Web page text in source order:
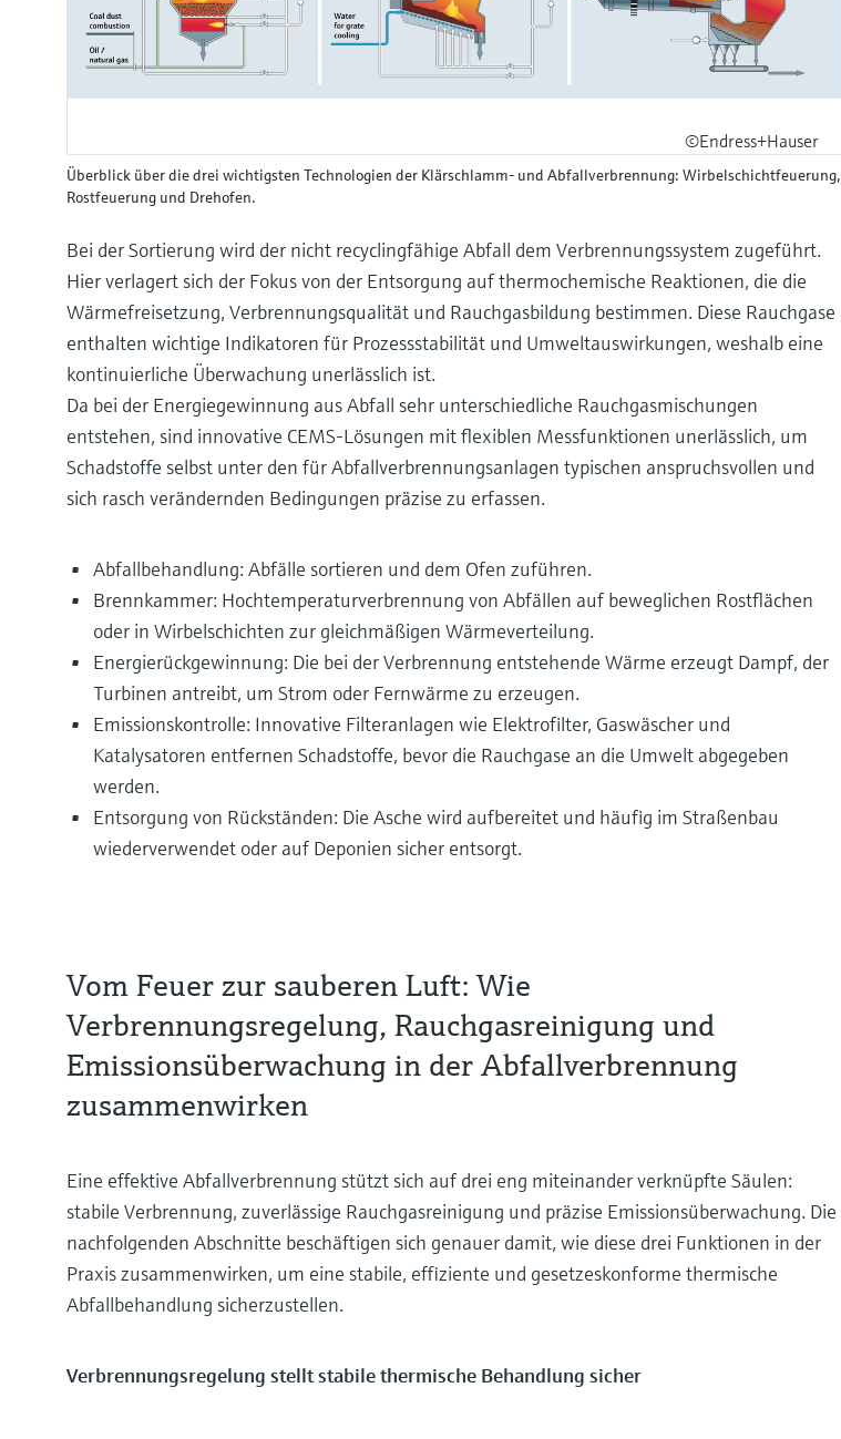
©Endress+Hauser
Überblick über die drei wichtigsten Technologien der Klärschlamm- und Abfallverbrennung: Wirbelschichtfeuerung,
Rostfeuerung und Drehofen.
Bei der Sortierung wird der nicht recyclingfähige Abfall dem Verbrennungssystem zugeführt.
Hier verlagert sich der Fokus von der Entsorgung auf thermochemische Reaktionen, die die
Wärmefreisetzung, Verbrennungsqualität und Rauchgasbildung bestimmen. Diese Rauchgase
enthalten wichtige Indikatoren für Prozessstabilität und Umweltauswirkungen, weshalb eine
kontinuierliche Überwachung unerlässlich ist.
Da bei der Energiegewinnung aus Abfall sehr unterschiedliche Rauchgasmischungen
entstehen, sind innovative CEMS-Lösungen mit flexiblen Messfunktionen unerlässlich, um
Schadstoffe selbst unter den für Abfallverbrennungsanlagen typischen anspruchsvollen und
sich rasch verändernden Bedingungen präzise zu erfassen.
Abfallbehandlung: Abfälle sortieren und dem Ofen zuführen.
Brennkammer: Hochtemperaturverbrennung von Abfällen auf beweglichen Rostflächen
oder in Wirbelschichten zur gleichmäßigen Wärmeverteilung.
Energierückgewinnung: Die bei der Verbrennung entstehende Wärme erzeugt Dampf, der
Turbinen antreibt, um Strom oder Fernwärme zu erzeugen.
Emissionskontrolle: Innovative Filteranlagen wie Elektrofilter, Gaswäscher und
Katalysatoren entfernen Schadstoffe, bevor die Rauchgase an die Umwelt abgegeben
werden.
Entsorgung von Rückständen: Die Asche wird aufbereitet und häufig im Straßenbau
wiederverwendet oder auf Deponien sicher entsorgt.
Vom Feuer zur sauberen Luft: Wie
Verbrennungsregelung, Rauchgasreinigung und
Emissionsüberwachung in der Abfallverbrennung
zusammenwirken
Eine effektive Abfallverbrennung stützt sich auf drei eng miteinander verknüpfte Säulen:
stabile Verbrennung, zuverlässige Rauchgasreinigung und präzise Emissionsüberwachung. Die
nachfolgenden Abschnitte beschäftigen sich genauer damit, wie diese drei Funktionen in der
Praxis zusammenwirken, um eine stabile, effiziente und gesetzeskonforme thermische
Abfallbehandlung sicherzustellen.
Verbrennungsregelung stellt stabile thermische Behandlung sicher